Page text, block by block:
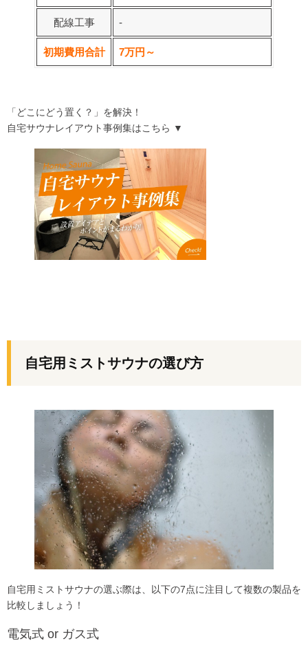
配線工事 ‐
初期費用合計 7万円～
「どこにどう置く？」を解決！
自宅サウナレイアウト事例集はこちら ▼
自宅用ミストサウナの選び方
自宅用ミストサウナの選ぶ際は、以下の7点に注目して複数の製品を
比較しましょう！
電気式 or ガス式